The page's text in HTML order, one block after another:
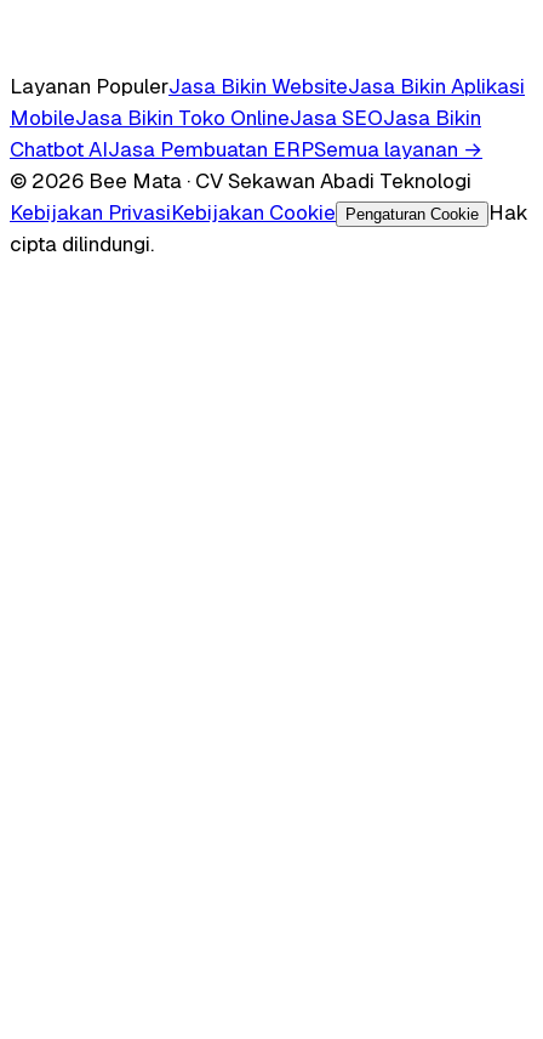
Layanan PopulerJasa Bikin WebsiteJasa Bikin Aplikasi
MobileJasa Bikin Toko OnlineJasa SEOJasa Bikin
Chatbot AIJasa Pembuatan ERPSemua layanan →
© 2026 Bee Mata · CV Sekawan Abadi Teknologi
Kebijakan PrivasiKebijakan Cookie Pengaturan Cookie
Hak
cipta dilindungi.